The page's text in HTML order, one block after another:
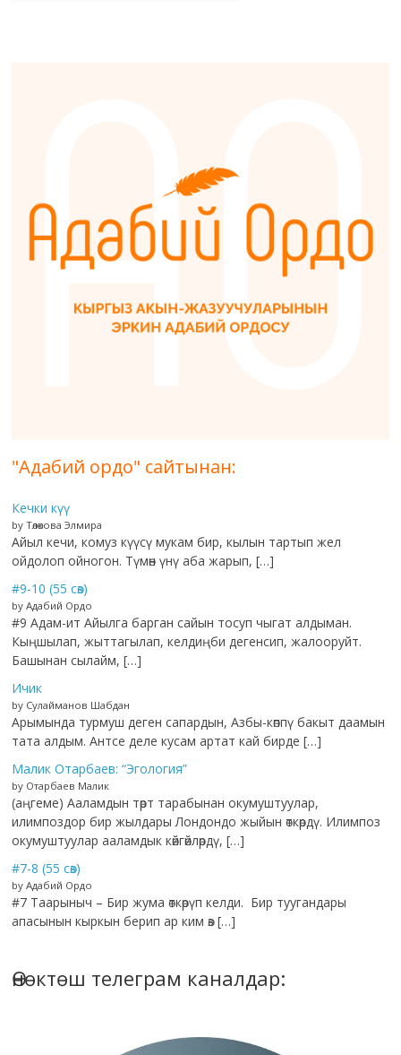
"Адабий ордо" сайтынан:
Кечки күү
by Төлөкова Элмира
Айыл кечи, комуз күүсү мукам бир, кылын тартып жел
ойдолоп ойногон. Түмөн үнү аба жарып, […]
#9-10 (55 сөз)
by Адабий Ордо
#9 Адам-ит Айылга барган сайын тосуп чыгат алдыман.
Кыңшылап, жыттагылап, келдиңби дегенсип, жалооруйт.
Башынан сылайм, […]
Ичик
by Сулайманов Шабдан
Арымында турмуш деген сапардын, Азбы-көппү бакыт даамын
тата алдым. Антсе деле кусам артат кай бирде […]
Малик Отарбаев: “Эгология”
by Отарбаев Малик
(аңгеме) Ааламдын төрт тарабынан окумуштуулар,
илимпоздор бир жылдары Лондондо жыйын өткөрдү. Илимпоз
окумуштуулар ааламдык көйгөйлөрдү, […]
#7-8 (55 сөз)
by Адабий Ордо
#7 Таарыныч – Бир жума өткөрүп келди. Бир туугандары
апасынын кыркын берип ар ким өз […]
Өнөктөш телеграм каналдар: